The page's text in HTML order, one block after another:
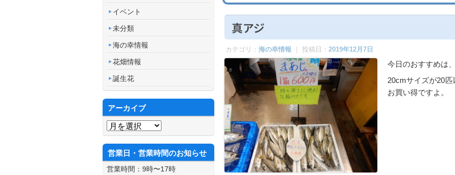
真アジ
カテゴリ： 海の幸情報 ｜ 投稿日： 2019年12月7日
今日のおすすめは
20cmサイズが20
お買い得ですよ。
イベント
未分類
海の幸情報
花畑情報
誕生花
アーカイブ
アーカイブ
営業日・営業時間のお知らせ
営業時間：9時〜17時